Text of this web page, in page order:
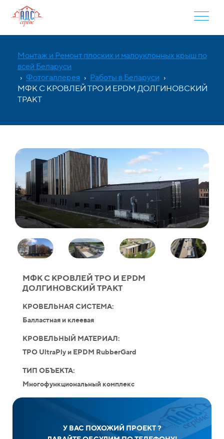
Монтаж и Ремонт плоских и малоуклонных крыш по
всей Беларуси
› Фотогаллерея › Работы в Беларуси ›
МФК С КРОВЛЕЙ TPO И EPDM ДОЛГИНОВСКИЙ
ТРАКТ
МФК С КРОВЛЕЙ TPO И EPDM
ДОЛГИНОВСКИЙ ТРАКТ
КРОВЕЛЬНАЯ СИСТЕМА:
Балластная и клеевая
КРОВЕЛЬНЫЙ МАТЕРИАЛ:
TPO UltraPly и EPDM RubberGard
ТИП ОБЪЕКТА:
Многофункциональный комплекс
У ВАС ПОХОЖИЙ ПРОЕКТ ?